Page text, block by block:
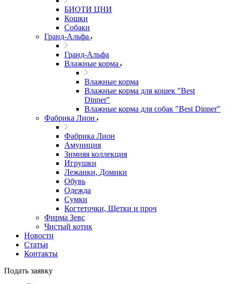
БИОТИ ЦНИ
Кошки
Собаки
Гранд-Альфа
Гранд-Альфа
Влажные корма
Влажные корма
Влажные корма для кошек "Best
Dinner"
Влажные корма для собак "Best Dinner"
Фабрика Лион
Фабрика Лион
Амуниция
Зимняя коллекция
Игрушки
Лежанки, Домики
Обувь
Одежда
Сумки
Когтеточки, Щетки и проч
Фирма Зевс
Чистый котик
Новости
Статьи
Контакты
Подать заявку